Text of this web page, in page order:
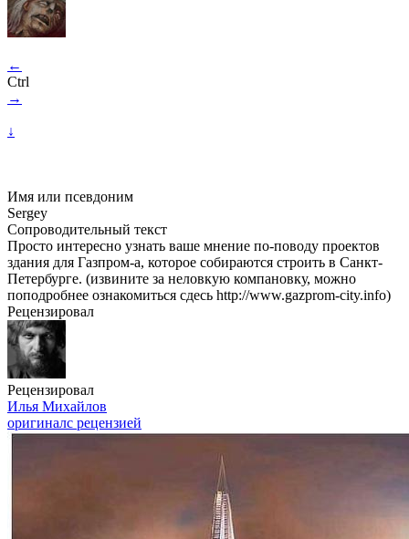
←
Ctrl
→
↓
Имя или псевдоним
Sergey
Сопроводительный текст
Просто интересно узнать ваше мнение по-поводу проектов
здания для Газпром-а, которое собираются строить в Санкт-
Петербурге. (извините за неловкую компановку, можно
поподробнее ознакомиться сдесь http://www.gazprom-city.info)
Рецензировал
Рецензировал
Илья Михайлов
оригиналс рецензией